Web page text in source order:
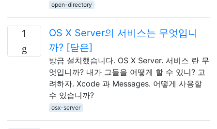
open-directory
1
OS X Server의 서비스는 무엇입니
까? [닫은]
방금 설치했습니다. OS X Server. 서비스 란 무
엇입니까? 내가 그들을 어떻게 할 수 있니? 고
려하자. Xcode 과 Messages. 어떻게 사용할
수 있습니까?
osx-server